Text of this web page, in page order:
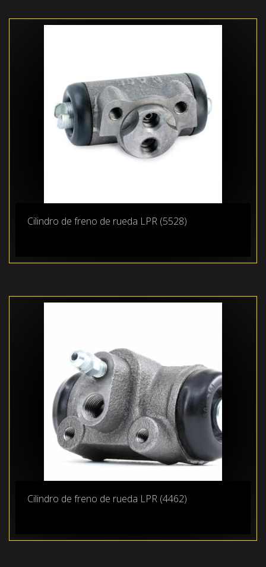
Cilindro de freno de rueda LPR (5528)
Cilindro de freno de rueda LPR (4462)